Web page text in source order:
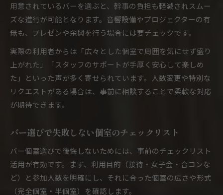
用意されているバーを選ぶと、幹事の負担も軽減されスムー
ズな進行が可能となります。音響設備やプロジェクターの有
無も、プレゼンや余興を行う場合には要チェックです。
実際の利用者からは「広々とした個室で周囲を気にせず盛り
上がれた」「スタッフのサポートが手厚く安心して楽しめ
た」といった声が多く寄せられています。人数変更や特別な
リクエストがある場合は、事前に相談することで柔軟な対応
が期待できます。
バー選びで失敗しない個室のチェックリスト
バー個室選びで後悔しないためには、事前のチェックリスト
活用が有効です。まず、利用目的（接待・女子会・合コンな
ど）と参加人数を明確にし、それに合った個室の広さや形式
（完全個室・半個室）を確認します。